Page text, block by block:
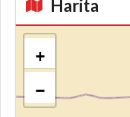
Harita
+
−